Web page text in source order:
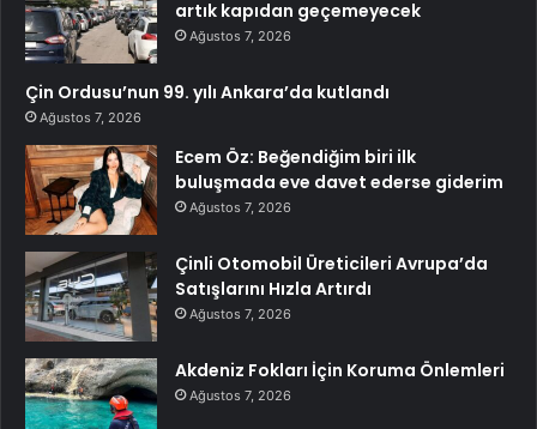
artık kapıdan geçemeyecek
Ağustos 7, 2026
Çin Ordusu’nun 99. yılı Ankara’da kutlandı
Ağustos 7, 2026
Ecem Öz: Beğendiğim biri ilk
buluşmada eve davet ederse giderim
Ağustos 7, 2026
Çinli Otomobil Üreticileri Avrupa’da
Satışlarını Hızla Artırdı
Ağustos 7, 2026
Akdeniz Fokları İçin Koruma Önlemleri
Ağustos 7, 2026